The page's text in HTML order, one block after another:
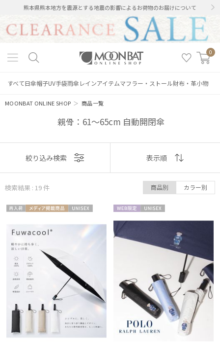
熊本県熊本地方を震源とする地震の影響によるお荷物のお届けについて
0
すべて日傘帽子UV手袋雨傘 レインアイテムマフラー・ストール財布・革小物
MOONBAT ONLINE SHOP ＞商品一覧
親骨：61～65cm 自動開閉傘
表示
おすすめ
価格の高い
順
価格の低い
順
人気順
売上点数順
お気に入り
絞り込み検索 表示順
検索結果 : 19件 商品別 カラー別
荷
X
定